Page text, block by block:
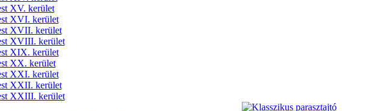
XV. kerület
XVI. kerület
XVII. kerület
XVIII. kerület
XIX. kerület
XX. kerület
XXI. kerület
XXII. kerület
XXIII. kerület